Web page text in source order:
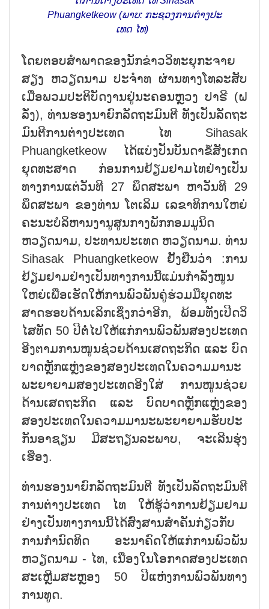
Phuangketkeow (ພາບ: ກະ​ຊວງ​ການ​ຕ່າງ​ປະ​
ເທດ ໄທ)
ໂດຍ​​ຕອບ​ສຳ​ພາດ​ຂອງ​ນັກ​ຂ່າວ​ວິ​ທະ​ຍຸ​ກະ​ຈາຍ​
ສຽງ ຫວຽດ​ນາມ ປະ​ຈຳ​ທ ຜ່ານ​ທາງ​ໂທ​ລະ​ສັບ​
ເມື່ອ​ພວມ​ປະ​ຕິ​ບັດ​ງານ​ຢູ່​ນະ​ຄອນຫຼ​ວງ ປາ​ຣີ (ຝ​
ລັ່ງ), ທ່ານ​ຮອງ​ນາ​ຍົກ​ລັດ​ຖະ​ມົນ​ຕີ ທັງ​ເປັນ​ລັດ​ຖະ​
ມົນ​ຕີ​ການ​ຕ່າງ​ປະ​ເທດ ໄທ Sihasak
Phuangketkeow ໄດ້​ແບ່ງ​ປັນ​ບັນ​ດາ​ຂໍ້​ສັງ​ເກດ​
ຍຸດ​ທະ​ສາດ ກ່ອນ​ການ​ຢ້ຽມ​ຢາມ​ໄທ​ຢ່າງ​ເປັນ​
ທາງ​ການ​ແຕ່​ວັນ​ທີ 27 ພຶດ​ສະ​ພາ ຫາ​ວັນ​ທີ 29
ພຶດ​ສະ​ພາ ຂອງ​ທ່ານ​ ໂຕ​ເລິມ ເລ​ຂາ​ທິ​ການ​ໃຫຍ່​
ຄະ​ນະ​ບໍ​ລິ​ຫານ​ງາ​ນູ​ສູນ​ກາງ​ພັກ​ກອມ​ມູ​ນິດ
ຫວຽດ​ນາມ, ປະ​ທານ​ປະ​ເທດ ຫວຽດ​ນາມ. ທ່ານ
Sihasak Phuangketkeow ຢັ້ງ​ຢືນ​ວ່າ :ການ​
ຢ້ຽມ​ຢາມ​ຢ່າງເປັນທາງ​ການ​ນີ້​ແມ່ນ​ກຳ​ລັງ​ໜູນ​
ໃຫຍ່​ເພື່ອ​ເຮັດ​ໃຫ້​ການ​ພົວ​ພັນ​ຄູ່​ຮ່ວມ​ມື​ຍຸ​ດ​ທະ​
ສາດ​ຮອບ​ດ້ານເລິກ​ເຊິ່ງກວ່າ​ອີກ, ພ້ອມ​ທັງ​ເປີດ​ວິ​
ໄສ​ທັດ 50 ປີ​ຕໍ່​ໄປ​ໃຫ້​ແກ່​ການ​ພົວ​ພັນ​ສອງ​ປະ​ເທດ
ອີງ​ຕາມ​ການ​ໜູນ​ຊ່ວຍ​ດ້ານ​ເສດ​ຖະ​ກິດ ແລະ ບົດ​
ບາດ​ຫຼັກ​ແຫຼ່ງ​ຂອງ​ສອງ​ປະ​ເທດ​ໃນ​ຄວາມ​ມາ​ນະ​
ພະ​ຍາ​ຍາມ​ສອງ​ປະ​ເທດ​ອີງ​ໃສ່ ​ການ​ໜູນ​ຊ່ວຍ
ດ້ານ​ເສດ​ຖະ​ກິດ ແລະ ບົດ​ບາດຫຼັກ​ແຫຼ່ງ​ຂອງ​
ສອງ​ປະ​ເທດ​ໃນ​ຄວາມ​ມາ​ນະ​ພະ​ຍາ​ຍາມ​ຮັບ​ປະ​
ກັນ​ອາ​ຊຽນ ມີ​ສະ​ຖຽນ​ລະ​ພາບ, ຈະ​ເລີນ​ຮຸ່ງ​
ເຮືອງ.
ທ່ານ​ຮອງ​ນາ​ຍົກ​ລັດ​ຖະ​ມົນ​ຕີ ທັງ​ເປັນ​ລັດ​ຖະ​ມົນ​ຕີ​
ການ​ຕ່າງ​ປະ​ເທດ ໄທ ໃຫ້​ຮູ້​ວ່າ​ການ​ຢ້ຽມ​ຢາມ​​
ຢ່າງ​ເປັນທາງ​ການ​ນີ້​ໄດ້​ສົ່ງ​ສານ​ສຳ​ຄັນ​ກ່ຽວ​ກັບ​
ການ​ກຳ​ນົດ​ທິດ ອະ​ນາ​ຄົດ​ໃຫ້​ແກ່​ການ​ພົວ​ພັນ
ຫວຽດ​ນາມ - ໄທ, ເນື່ອງ​ໃນ​ໂອ​ກາດ​ສອງ​ປະ​ເທດ
ສະ​ເຫຼີມ​ສະຫຼອງ 50 ປີ​ແຫ່ງ​ການ​ພົວ​ພັນ​ທາງ​
ການ​ທູດ.